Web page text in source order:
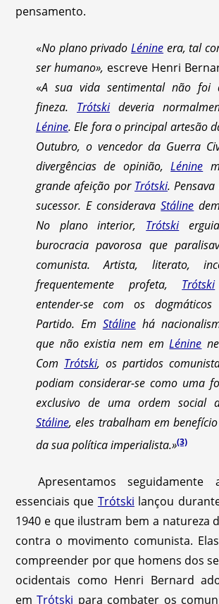
pensamento.
«No plano privadoLénine era, tal
ser humano», escreve Henri
«A sua vida sentimental não foi
fineza. Trótskideveria
Lénine. Ele fora o principal artesão
Outubro, o vencedor da Guerra
divergências de opinião,Lénine
grande afeição por Trótski.
sucessor. E consideravaStáline
No plano interior, Trótski
burocracia pavorosa que
comunista. Artista, literato,
frequentemente profeta, Trótski
entender-se com os
Partido. Em Stálinehá
que não existia nem emLénine
Com Trótski, os partidos
podiam considerar-se como uma
exclusivo de uma ordem social
Stáline, eles trabalham em
da sua política imperialista.»(3)
Apresentamos seguidamente
essenciais que Trótski lançou
1940 e que ilustram bem a natureza
contra o movimento comunista.
compreender por que homens dos
ocidentais como Henri Bernard
emTrótski para combater os